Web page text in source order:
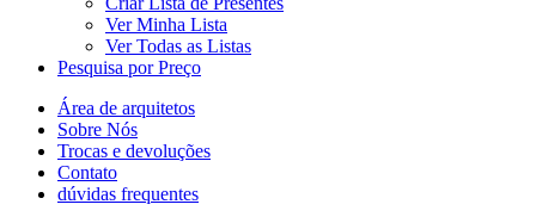
Ver Minha Lista
Ver Todas as Listas
Pesquisa por Preço
Área de arquitetos
Sobre Nós
Trocas e devoluções
Contato
dúvidas frequentes